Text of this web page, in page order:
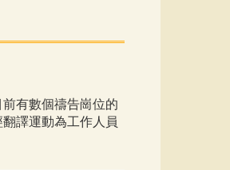
有數個禱告崗位的
譯運動為工作人員